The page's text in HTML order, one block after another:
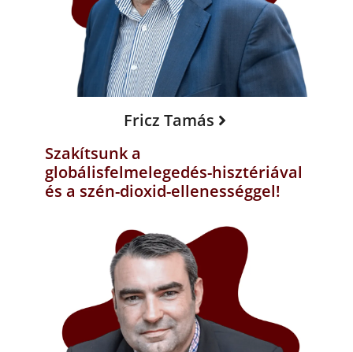
Fricz Tamás
Szakítsunk a
globálisfelmelegedés-hisztériával
és a szén-dioxid-ellenességgel!